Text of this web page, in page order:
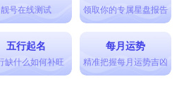
靓号在线测试 领取你的专属星盘报告
五行起名
缺什么如何补旺
每月运势
精准把握每月运势吉凶